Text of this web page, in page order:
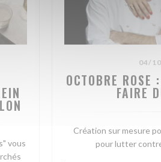
vous
04/
OCTOBRE ROSE
FAIRE
Création sur mesure
pour lutter